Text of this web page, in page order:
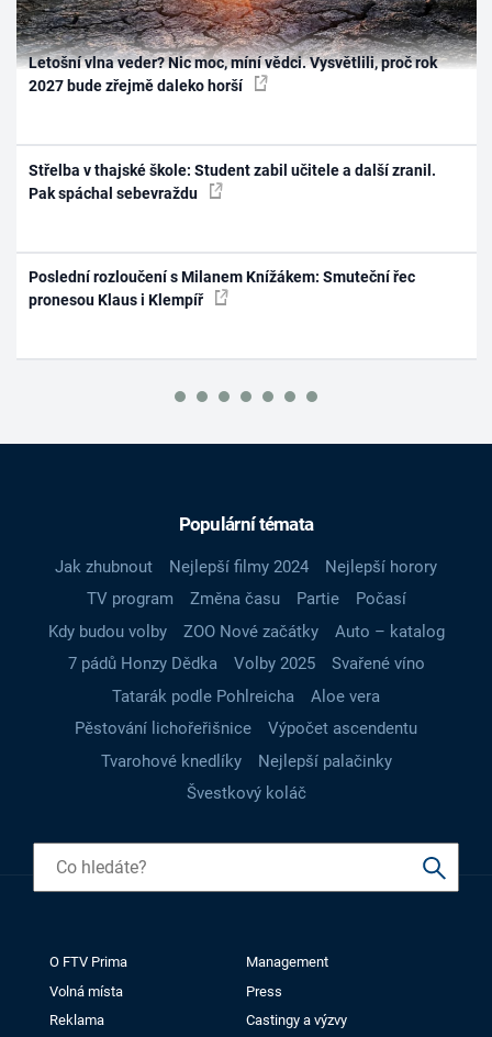
Letošní vlna veder? Nic moc, míní vědci. Vysvětlili, proč rok
2027 bude zřejmě daleko horší
Střelba v thajské škole: Student zabil učitele a další zranil.
Pak spáchal sebevraždu
Poslední rozloučení s Milanem Knížákem: Smuteční řec
pronesou Klaus i Klempíř
Populární témata
Jak zhubnout Nejlepší filmy 2024
Nejlepší horory
TV program
Změna času Partie
Počasí
Kdy budou volby
ZOO Nové začátky
Auto – katalog
7 pádů Honzy Dědka
Volby 2025
Svařené víno
Tatarák podle Pohlreicha
Aloe vera
Pěstování lichořeřišnice
Výpočet ascendentu
Tvarohové knedlíky
Nejlepší palačinky
Švestkový koláč
O FTV Prima
Management
Volná místa
Press
Reklama
Castingy a výzvy